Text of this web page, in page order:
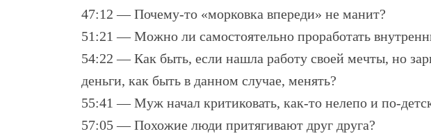
47:12 — Почему-то «морковка впереди» не манит?
51:21 — Можно ли самостоятельно проработать
54:22 — Как быть, если нашла работу своей мечты, но
деньги, как быть в данном случае, менять?
55:41 — Муж начал критиковать, как-то нелепо и по-
57:05 — Похожие люди притягивают друг друга?